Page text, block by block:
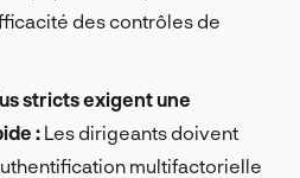
des contrôles de
stricts exigent une
: Les dirigeants doivent
multifactorielle